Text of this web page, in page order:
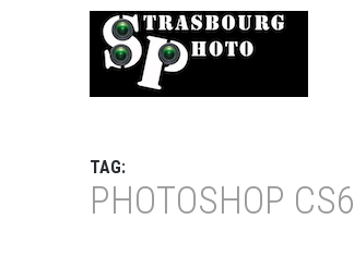
TAG:
PHOTOSHOP CS6